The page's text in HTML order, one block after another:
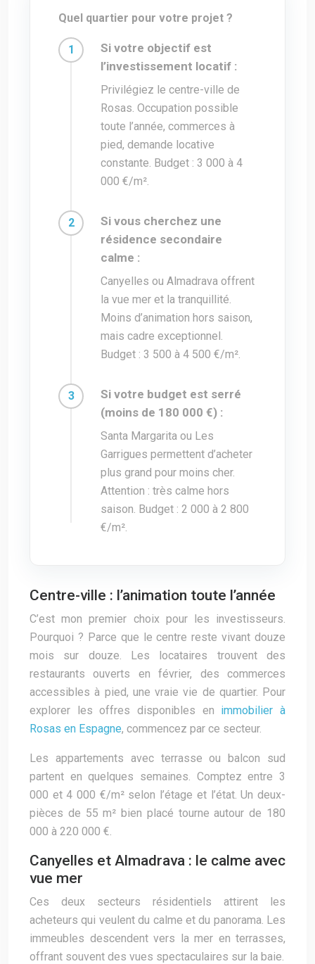
Quel quartier pour votre projet ?
Si votre objectif est
l’investissement locatif :
Privilégiez le centre-ville de
Rosas. Occupation possible
toute l’année, commerces à
pied, demande locative
constante. Budget : 3 000 à 4
000 €/m².
Si vous cherchez une
résidence secondaire
calme :
Canyelles ou Almadrava offrent
la vue mer et la tranquillité.
Moins d’animation hors saison,
mais cadre exceptionnel.
Budget : 3 500 à 4 500 €/m².
Si votre budget est serré
(moins de 180 000 €) :
Santa Margarita ou Les
Garrigues permettent d’acheter
plus grand pour moins cher.
Attention : très calme hors
saison. Budget : 2 000 à 2 800
€/m².
Centre-ville : l’animation toute l’année
C’est mon premier choix pour les investisseurs.
Pourquoi ? Parce que le centre reste vivant douze
mois sur douze. Les locataires trouvent des
restaurants ouverts en février, des commerces
accessibles à pied, une vraie vie de quartier. Pour
explorer les offres disponibles en immobilier à
Rosas en Espagne, commencez par ce secteur.
Les appartements avec terrasse ou balcon sud
partent en quelques semaines. Comptez entre 3
000 et 4 000 €/m² selon l’étage et l’état. Un deux-
pièces de 55 m² bien placé tourne autour de 180
000 à 220 000 €.
Canyelles et Almadrava : le calme avec
vue mer
Ces deux secteurs résidentiels attirent les
acheteurs qui veulent du calme et du panorama. Les
immeubles descendent vers la mer en terrasses,
offrant souvent des vues spectaculaires sur la baie.